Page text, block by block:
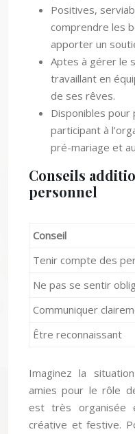
Positives,
comprendre les
apporter un
Aptes à gérer le
travaillant en
de ses rêves.
Disponibles
participant à
pré-mariage et
Conseils
personnel
Conseil
Tenir compte des
Ne pas se sentir
Communiquer
Être reconnaissant
Imaginez la
amies pour le rôle
est très organisée
créative et festive.